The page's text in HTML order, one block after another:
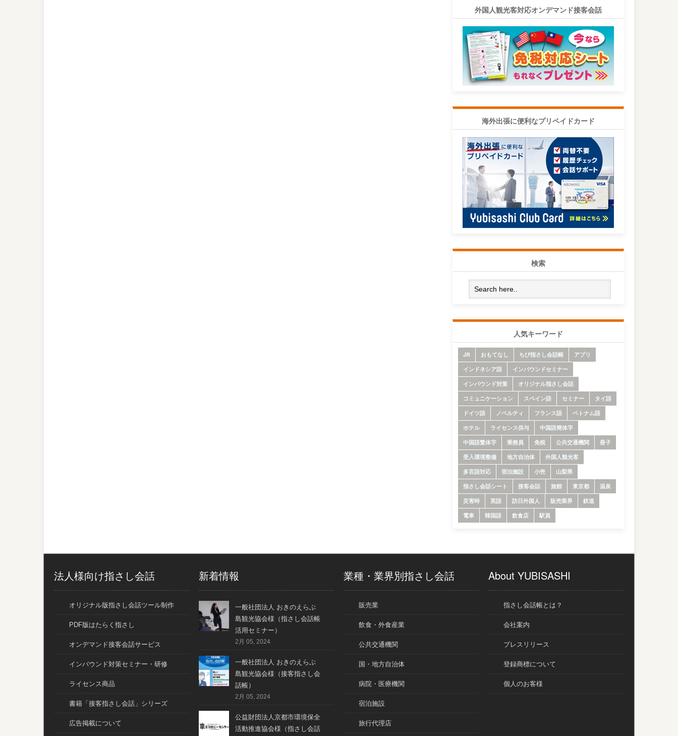
外国人観光客対応オンデマンド接客会話
海外出張に便利なプリペイドカード
検索
人気キーワード
JR おもてなし ちび指さし会話帳
アプリ
インドネシア語
インバウンドセミナー
インバウンド対策
オリジナル指さし会話
コミュニケーション
スペイン語 セミナー
タイ語
ドイツ語
ノベルティ フランス語
ベトナム語
ホテル
ライセンス供与
中国語簡体字
中国語繁体字
乗務員 免税 公共交通機関
冊子
受入環境整備
地方自治体
外国人観光客
多言語対応
宿泊施設 小売
山梨県
指さし会話シート
接客会話 旅館 東京都
温泉
災害時
英語 訪日外国人 販売業界
鉄道
電車
韓国語 飲食店 駅員
法人様向け指さし会話
オリジナル版指さし会話ツール制作
PDF版はたらく指さし
オンデマンド接客会話サービス
インバウンド対策セミナー・研修
ライセンス商品
書籍「接客指さし会話」シリーズ
広告掲載について
新着情報
一般社団法人 おきのえらぶ
島観光協会様（指さし会話帳
活用セミナー）
2月 05, 2024
一般社団法人 おきのえらぶ
島観光協会様（接客指さし会
話帳）
2月 05, 2024
公益財団法人京都市環境保全
活動推進協会様（指さし会話
業種・業界別指さし会話
販売業
飲食・外食産業
公共交通機関
国・地方自治体
病院・医療機関
宿泊施設
旅行代理店
About YUBISASHI
指さし会話帳とは？
会社案内
プレスリリース
登録商標について
個人のお客様